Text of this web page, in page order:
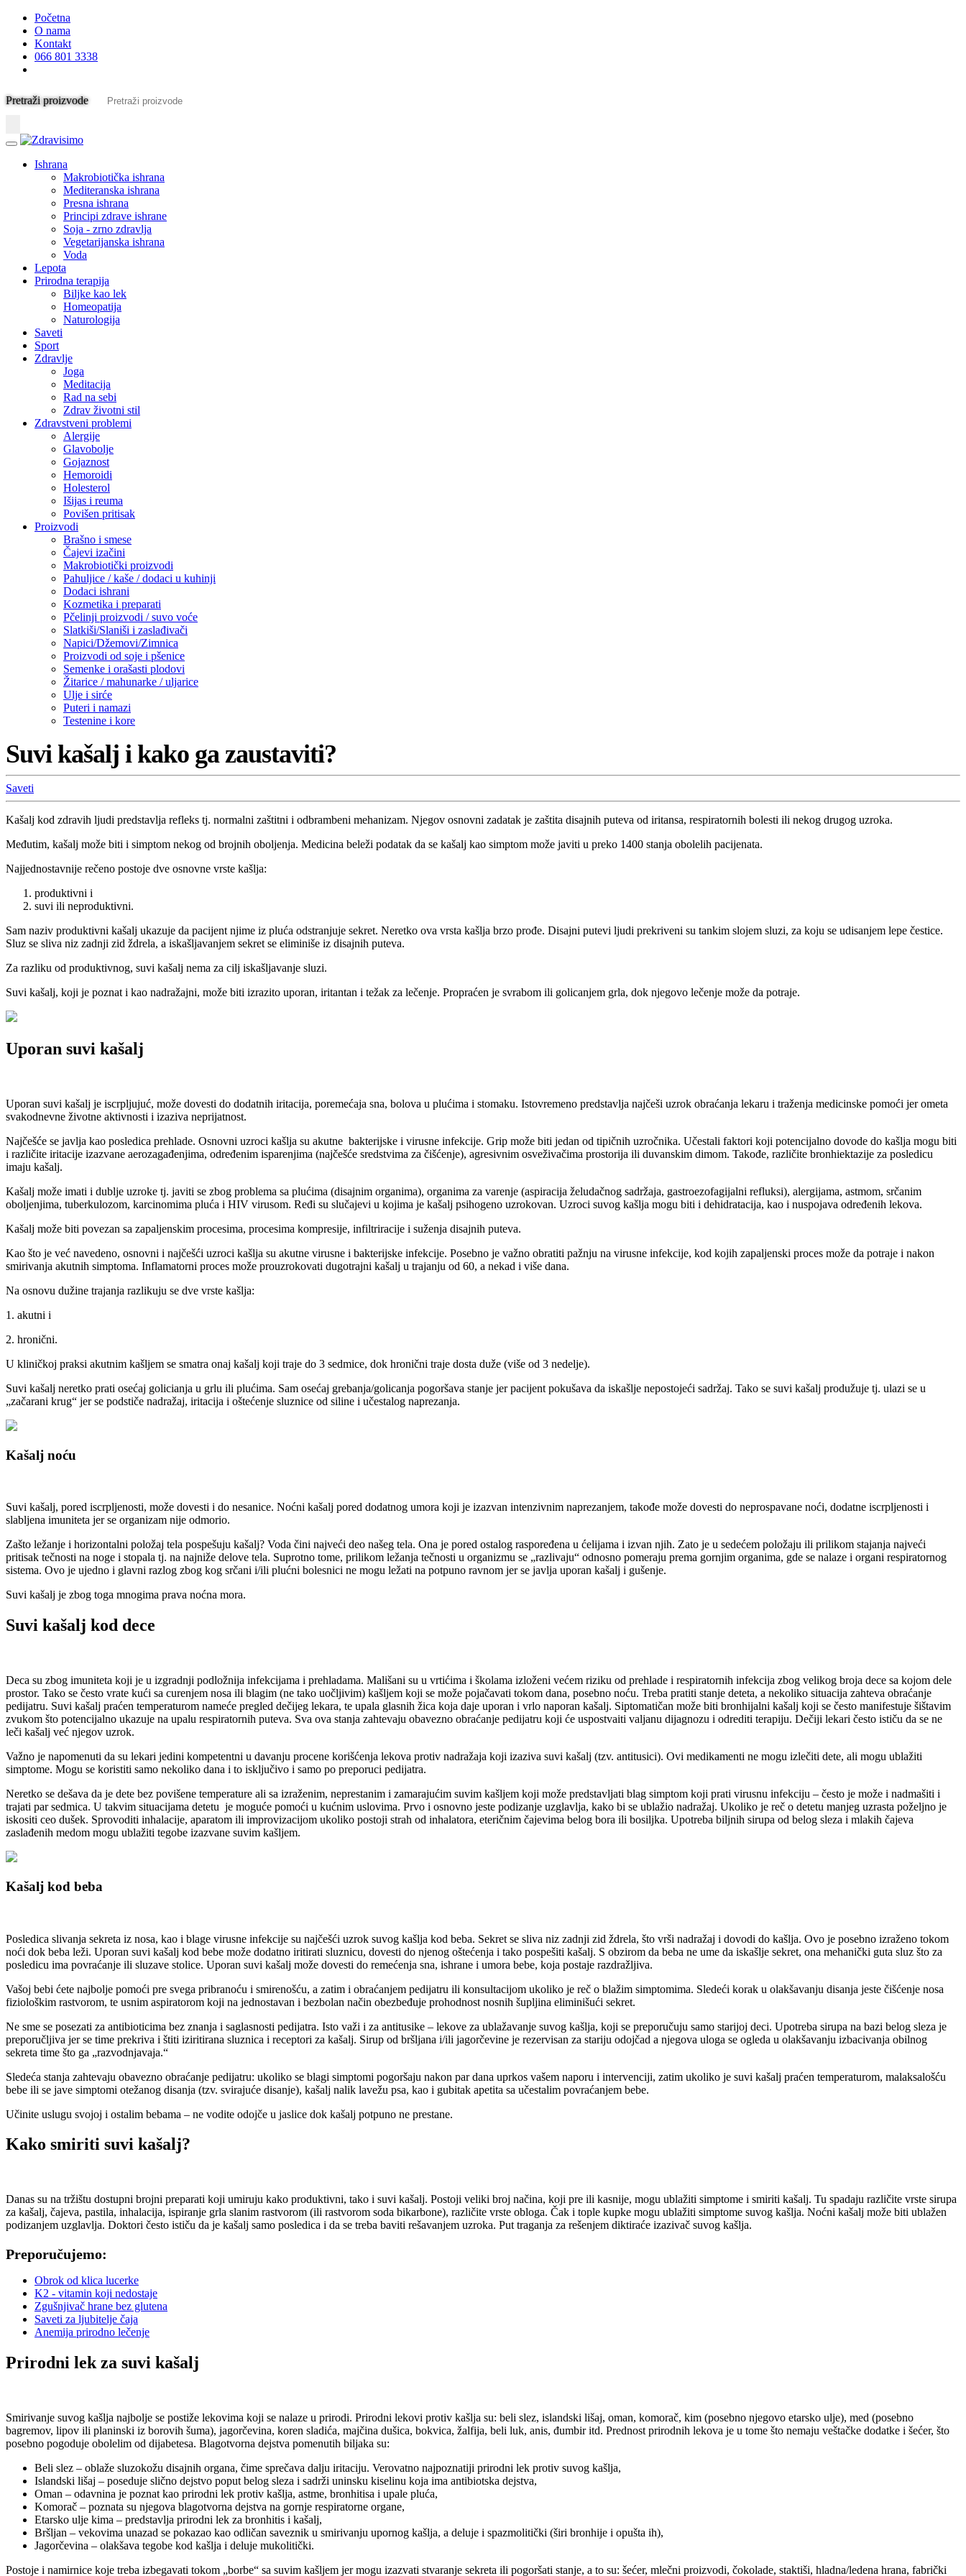
Početna
O nama
Kontakt
066 801 3338
Pretraži proizvode
Ishrana
Makrobiotička ishrana
Mediteranska ishrana
Presna ishrana
Principi zdrave ishrane
Soja - zrno zdravlja
Vegetarijanska ishrana
Voda
Lepota
Prirodna terapija
Biljke kao lek
Homeopatija
Naturologija
Saveti
Sport
Zdravlje
Joga
Meditacija
Rad na sebi
Zdrav životni stil
Zdravstveni problemi
Alergije
Glavobolje
Gojaznost
Hemoroidi
Holesterol
Išijas i reuma
Povišen pritisak
Proizvodi
Brašno i smese
Čajevi izačini
Makrobiotički proizvodi
Pahuljice / kaše / dodaci u kuhinji
Dodaci ishrani
Kozmetika i preparati
Pčelinji proizvodi / suvo voće
Slatkiši/Slaniši i zaslađivači
Napici/Džemovi/Zimnica
Proizvodi od soje i pšenice
Semenke i orašasti plodovi
Žitarice / mahunarke / uljarice
Ulje i sirće
Puteri i namazi
Testenine i kore
Suvi kašalj i kako ga zaustaviti?
Saveti
Kašalj kod zdravih ljudi predstavlja refleks tj. normalni zaštitni i odbrambeni mehanizam. Njegov osnovni zadatak je zaštita disajnih puteva od iritansa, respiratornih bolesti ili nekog drugog uzroka.
Međutim, kašalj može biti i simptom nekog od brojnih oboljenja. Medicina beleži podatak da se kašalj kao simptom može javiti u preko 1400 stanja obolelih pacijenata.
Najjednostavnije rečeno postoje dve osnovne vrste kašlja:
produktivni i
suvi ili neproduktivni.
Sam naziv produktivni kašalj ukazuje da pacijent njime iz pluća odstranjuje sekret. Neretko ova vrsta kašlja brzo prođe. Disajni putevi ljudi prekriveni su tankim slojem sluzi, za koju se udisanjem lepe čestice.
Sluz se sliva niz zadnji zid ždrela, a iskašljavanjem sekret se eliminiše iz disajnih puteva.
Za razliku od produktivnog, suvi kašalj nema za cilj iskašljavanje sluzi.
Suvi kašalj, koji je poznat i kao nadražajni, može biti izrazito uporan, iritantan i težak za lečenje. Propraćen je svrabom ili golicanjem grla, dok njegovo lečenje može da potraje.
Uporan suvi kašalj
Uporan suvi kašalj je iscrpljujuć, može dovesti do dodatnih iritacija, poremećaja sna, bolova u plućima i stomaku. Istovremeno predstavlja najčeši uzrok obraćanja lekaru i traženja medicinske pomoći jer ometa
svakodnevne životne aktivnosti i izaziva neprijatnost.
Najčešće se javlja kao posledica prehlade. Osnovni uzroci kašlja su akutne bakterijske i virusne infekcije. Grip može biti jedan od tipičnih uzročnika. Učestali faktori koji potencijalno dovode do kašlja mogu biti
i različite iritacije izazvane aerozagađenjima, određenim isparenjima (najčešće sredstvima za čišćenje), agresivnim osveživačima prostorija ili duvanskim dimom. Takođe, različite bronhiektazije za posledicu
imaju kašalj.
Kašalj može imati i dublje uzroke tj. javiti se zbog problema sa plućima (disajnim organima), organima za varenje (aspiracija želudačnog sadržaja, gastroezofagijalni refluksi), alergijama, astmom, srčanim
oboljenjima, tuberkulozom, karcinomima pluća i HIV virusom. Ređi su slučajevi u kojima je kašalj psihogeno uzrokovan. Uzroci suvog kašlja mogu biti i dehidratacija, kao i nuspojava određenih lekova.
Kašalj može biti povezan sa zapaljenskim procesima, procesima kompresije, infiltriracije i suženja disajnih puteva.
Kao što je već navedeno, osnovni i najčešći uzroci kašlja su akutne virusne i bakterijske infekcije. Posebno je važno obratiti pažnju na virusne infekcije, kod kojih zapaljenski proces može da potraje i nakon
smirivanja akutnih simptoma. Inflamatorni proces može prouzrokovati dugotrajni kašalj u trajanju od 60, a nekad i više dana.
Na osnovu dužine trajanja razlikuju se dve vrste kašlja:
1. akutni i
2. hronični.
U kliničkoj praksi akutnim kašljem se smatra onaj kašalj koji traje do 3 sedmice, dok hronični traje dosta duže (više od 3 nedelje).
Suvi kašalj neretko prati osećaj golicianja u grlu ili plućima. Sam osećaj grebanja/golicanja pogoršava stanje jer pacijent pokušava da iskašlje nepostojeći sadržaj. Tako se suvi kašalj produžuje tj. ulazi se u
„začarani krug“ jer se podstiče nadražaj, iritacija i oštećenje sluznice od siline i učestalog naprezanja.
Kašalj noću
Suvi kašalj, pored iscrpljenosti, može dovesti i do nesanice. Noćni kašalj pored dodatnog umora koji je izazvan intenzivnim naprezanjem, takođe može dovesti do neprospavane noći, dodatne iscrpljenosti i
slabljena imuniteta jer se organizam nije odmorio.
Zašto ležanje i horizontalni položaj tela pospešuju kašalj? Voda čini najveći deo našeg tela. Ona je pored ostalog raspoređena u ćelijama i izvan njih. Zato je u sedećem položaju ili prilikom stajanja najveći
pritisak tečnosti na noge i stopala tj. na najniže delove tela. Suprotno tome, prilikom ležanja tečnosti u organizmu se „razlivaju“ odnosno pomeraju prema gornjim organima, gde se nalaze i organi respiratornog
sistema. Ovo je ujedno i glavni razlog zbog kog srčani i/ili plućni bolesnici ne mogu ležati na potpuno ravnom jer se javlja uporan kašalj i gušenje.
Suvi kašalj je zbog toga mnogima prava noćna mora.
Suvi kašalj kod dece
Deca su zbog imuniteta koji je u izgradnji podložnija infekcijama i prehladama. Mališani su u vrtićima i školama izloženi većem riziku od prehlade i respiratornih infekcija zbog velikog broja dece sa kojom dele
prostor. Tako se često vrate kući sa curenjem nosa ili blagim (ne tako uočljivim) kašljem koji se može pojačavati tokom dana, posebno noću. Treba pratiti stanje deteta, a nekoliko situacija zahteva obraćanje
pedijatru. Suvi kašalj praćen temperaturom nameće pregled dečijeg lekara, te upala glasnih žica koja daje uporan i vrlo naporan kašalj. Siptomatičan može biti bronhijalni kašalj koji se često manifestuje šištavim
zvukom što potencijalno ukazuje na upalu respiratornih puteva. Sva ova stanja zahtevaju obavezno obraćanje pedijatru koji će uspostvaiti valjanu dijagnozu i odrediti terapiju. Dečiji lekari često ističu da se ne
leči kašalj već njegov uzrok.
Važno je napomenuti da su lekari jedini kompetentni u davanju procene korišćenja lekova protiv nadražaja koji izaziva suvi kašalj (tzv. antitusici). Ovi medikamenti ne mogu izlečiti dete, ali mogu ublažiti
simptome. Mogu se koristiti samo nekoliko dana i to isključivo i samo po preporuci pedijatra.
Neretko se dešava da je dete bez povišene temperature ali sa izraženim, neprestanim i zamarajućim suvim kašljem koji može predstavljati blag simptom koji prati virusnu infekciju – često je može i nadmašiti i
trajati par sedmica. U takvim situacijama detetu je moguće pomoći u kućnim uslovima. Prvo i osnovno jeste podizanje uzglavlja, kako bi se ublažio nadražaj. Ukoliko je reč o detetu manjeg uzrasta poželjno je
iskositi ceo dušek. Sprovoditi inhalacije, aparatom ili improvizacijom ukoliko postoji strah od inhalatora, eteričnim čajevima belog bora ili bosiljka. Upotreba biljnih sirupa od belog sleza i mlakih čajeva
zaslađenih medom mogu ublažiti tegobe izazvane suvim kašljem.
Kašalj kod beba
Posledica slivanja sekreta iz nosa, kao i blage virusne infekcije su najčešći uzrok suvog kašlja kod beba. Sekret se sliva niz zadnji zid ždrela, što vrši nadražaj i dovodi do kašlja. Ovo je posebno izraženo tokom
noći dok beba leži. Uporan suvi kašalj kod bebe može dodatno iritirati sluznicu, dovesti do njenog oštećenja i tako pospešiti kašalj. S obzirom da beba ne ume da iskašlje sekret, ona mehanički guta sluz što za
posledicu ima povraćanje ili sluzave stolice. Uporan suvi kašalj može dovesti do remećenja sna, ishrane i umora bebe, koja postaje razdražljiva.
Vašoj bebi ćete najbolje pomoći pre svega pribranoću i smirenošću, a zatim i obraćanjem pedijatru ili konsultacijom ukoliko je reč o blažim simptomima. Sledeći korak u olakšavanju disanja jeste čišćenje nosa
fiziološkim rastvorom, te usnim aspiratorom koji na jednostavan i bezbolan način obezbeđuje prohodnost nosnih šupljina eliminišući sekret.
Ne sme se posezati za antibioticima bez znanja i saglasnosti pedijatra. Isto važi i za antitusike – lekove za ublažavanje suvog kašlja, koji se preporučuju samo starijoj deci. Upotreba sirupa na bazi belog sleza je
preporučljiva jer se time prekriva i štiti iziritirana sluznica i receptori za kašalj. Sirup od bršljana i/ili jagorčevine je rezervisan za stariju odojčad a njegova uloga se ogleda u olakšavanju izbacivanja obilnog
sekreta time što ga „razvodnjavaja.“
Sledeća stanja zahtevaju obavezno obraćanje pedijatru: ukoliko se blagi simptomi pogoršaju nakon par dana uprkos vašem naporu i intervenciji, zatim ukoliko je suvi kašalj praćen temperaturom, malaksalošću
bebe ili se jave simptomi otežanog disanja (tzv. svirajuće disanje), kašalj nalik lavežu psa, kao i gubitak apetita sa učestalim povraćanjem bebe.
Učinite uslugu svojoj i ostalim bebama – ne vodite odojče u jaslice dok kašalj potpuno ne prestane.
Kako smiriti suvi kašalj?
Danas su na tržištu dostupni brojni preparati koji umiruju kako produktivni, tako i suvi kašalj. Postoji veliki broj načina, koji pre ili kasnije, mogu ublažiti simptome i smiriti kašalj. Tu spadaju različite vrste sirupa
za kašalj, čajeva, pastila, inhalacija, ispiranje grla slanim rastvorom (ili rastvorom soda bikarbone), različite vrste obloga. Čak i tople kupke mogu ublažiti simptome suvog kašlja. Noćni kašalj može biti ublažen
podizanjem uzglavlja. Doktori često ističu da je kašalj samo posledica i da se treba baviti rešavanjem uzroka. Put traganja za rešenjem diktiraće izazivač suvog kašlja.
Preporučujemo:
Obrok od klica lucerke
K2 - vitamin koji nedostaje
Zgušnjivač hrane bez glutena
Saveti za ljubitelje čaja
Anemija prirodno lečenje
Prirodni lek za suvi kašalj
Smirivanje suvog kašlja najbolje se postiže lekovima koji se nalaze u prirodi. Prirodni lekovi protiv kašlja su: beli slez, islandski lišaj, oman, komorač, kim (posebno njegovo etarsko ulje), med (posebno
bagremov, lipov ili planinski iz borovih šuma), jagorčevina, koren sladića, majčina dušica, bokvica, žalfija, beli luk, anis, đumbir itd. Prednost prirodnih lekova je u tome što nemaju veštačke dodatke i šećer, što
posebno pogoduje obolelim od dijabetesa. Blagotvorna dejstva pomenutih biljaka su:
Beli slez – oblaže sluzokožu disajnih organa, čime sprečava dalju iritaciju. Verovatno najpoznatiji prirodni lek protiv suvog kašlja,
Islandski lišaj – poseduje slično dejstvo poput belog sleza i sadrži uninsku kiselinu koja ima antibiotska dejstva,
Oman – odavnina je poznat kao prirodni lek protiv kašlja, astme, bronhitisa i upale pluća,
Komorač – poznata su njegova blagotvorna dejstva na gornje respiratorne organe,
Etarsko ulje kima – predstavlja prirodni lek za bronhitis i kašalj,
Bršljan – vekovima unazad se pokazao kao odličan saveznik u smirivanju upornog kašlja, a deluje i spazmolitički (širi bronhije i opušta ih),
Jagorčevina – olakšava tegobe kod kašlja i deluje mukolitički.
Postoje i namirnice koje treba izbegavati tokom „borbe“ sa suvim kašljem jer mogu izazvati stvaranje sekreta ili pogoršati stanje, a to su: šećer, mlečni proizvodi, čokolade, staktiši, hladna/ledena hrana, fabrički